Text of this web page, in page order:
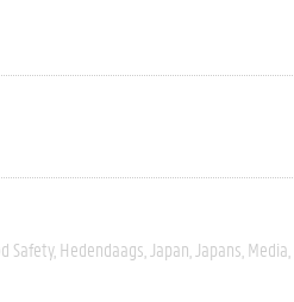
Safety Hedendaags Japan Japans Media